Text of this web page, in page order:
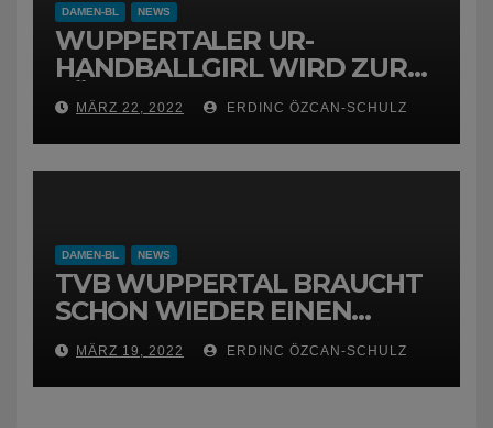
DAMEN-BL NEWS
WUPPERTALER UR-
HANDBALLGIRL WIRD ZUR
FÜCHSIN
MÄRZ 22, 2022 ERDINC ÖZCAN-SCHULZ
DAMEN-BL NEWS
TVB WUPPERTAL BRAUCHT
SCHON WIEDER EINEN
NEUEN TRAINER
MÄRZ 19, 2022 ERDINC ÖZCAN-SCHULZ